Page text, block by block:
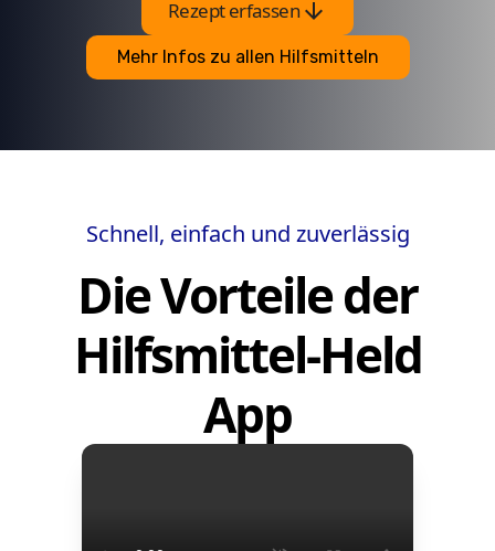
Rezept erfassenarrow_downward
Mehr Infos zu allen Hilfsmitteln
Schnell, einfach und zuverlässig
Die Vorteile der
Hilfsmittel-Held
App